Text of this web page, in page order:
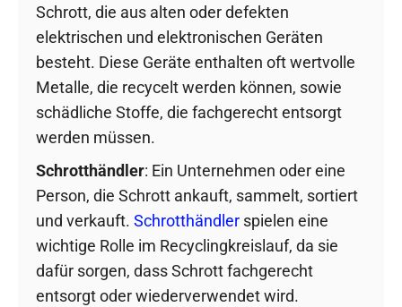
Schrott, die aus alten oder defekten
elektrischen und elektronischen Geräten
besteht. Diese Geräte enthalten oft wertvolle
Metalle, die recycelt werden können, sowie
schädliche Stoffe, die fachgerecht entsorgt
werden müssen.
Schrotthändler: Ein Unternehmen oder eine
Person, die Schrott ankauft, sammelt, sortiert
und verkauft. Schrotthändler spielen eine
wichtige Rolle im Recyclingkreislauf, da sie
dafür sorgen, dass Schrott fachgerecht
entsorgt oder wiederverwendet wird.